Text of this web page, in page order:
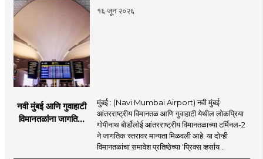
१६ जून २०२६
नवी मुंबई आणि गुवाहाटी
विमानतळांना जागतिक
मुंबई : (Navi Mumbai Airport) नवी मुंबई
आंतरराष्ट्रीय विमानतळ आणि गुवाहाटी येथील लोकप्रिया
गोपीनाथ बोर्डोलोई आंतरराष्ट्रीय विमानतळाच्या टर्मिनल-2
ने जागतिक स्तरावर मान्यता मिळवली आहे. या दोन्ही
विमानतळांचा समावेश प्रतिष्ठेच्या ‘प्रिक्स व्हर्साय ..